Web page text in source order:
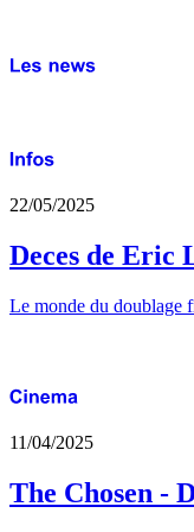
22/05/2025
Deces de Eric
Le monde du doublage
11/04/2025
The Chosen -